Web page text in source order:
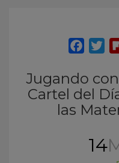
Jugando
Cartel del
las
14